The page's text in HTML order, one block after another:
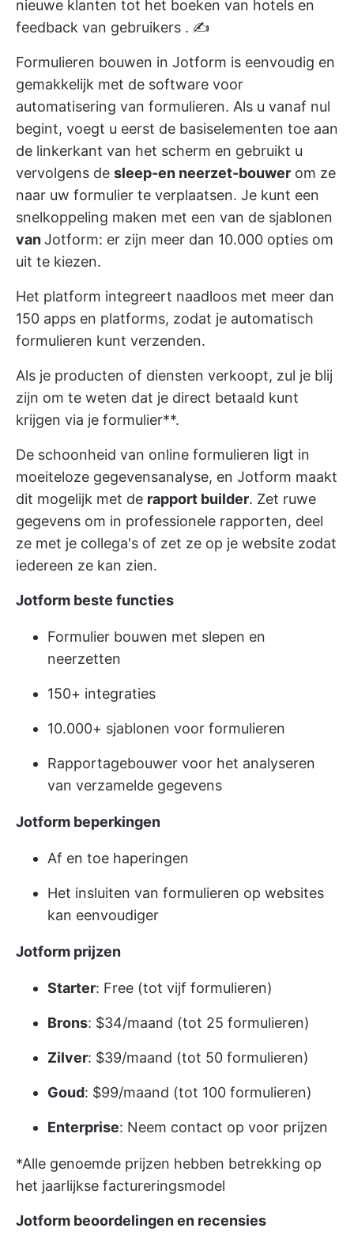
nieuwe klanten tot het boeken van hotels en
feedback van gebruikers . ✍️
Formulieren bouwen in Jotform is eenvoudig en
gemakkelijk met de software voor
automatisering van formulieren. Als u vanaf nul
begint, voegt u eerst de basiselementen toe aan
de linkerkant van het scherm en gebruikt u
vervolgens de sleep-en neerzet-bouwer om ze
naar uw formulier te verplaatsen. Je kunt een
snelkoppeling maken met een van de sjablonen
vanJotform: er zijn meer dan 10.000 opties om
uit te kiezen.
Het platform integreert naadloos met meer dan
150 apps en platforms, zodat je automatisch
formulieren kunt verzenden.
Als je producten of diensten verkoopt, zul je blij
zijn om te weten dat je direct betaald kunt
krijgen via je formulier**.
De schoonheid van online formulieren ligt in
moeiteloze gegevensanalyse, en Jotform maakt
dit mogelijk met de rapport builder. Zet ruwe
gegevens om in professionele rapporten, deel
ze met je collega's of zet ze op je website zodat
iedereen ze kan zien.
Jotform beste functies
Formulier bouwen met slepen en
neerzetten
150+ integraties
10.000+ sjablonen voor formulieren
Rapportagebouwer voor het analyseren
van verzamelde gegevens
Jotform beperkingen
Af en toe haperingen
Het insluiten van formulieren op websites
kan eenvoudiger
Jotform prijzen
Starter: Free (tot vijf formulieren)
Brons: $34/maand (tot 25 formulieren)
Zilver: $39/maand (tot 50 formulieren)
Goud: $99/maand (tot 100 formulieren)
Enterprise: Neem contact op voor prijzen
*Alle genoemde prijzen hebben betrekking op
het jaarlijkse factureringsmodel
Jotform beoordelingen en recensies